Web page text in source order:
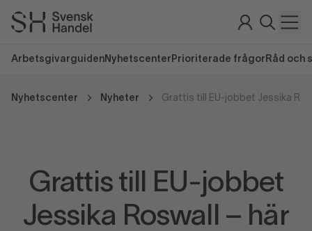
Arbetsgivarguiden Nyhetscenter Prioriterade frågor Råd och
Nyhetscenter Nyheter Grattis till EU-jobbet Jessika
Grattis till EU-jobbet
Jessika Roswall – här